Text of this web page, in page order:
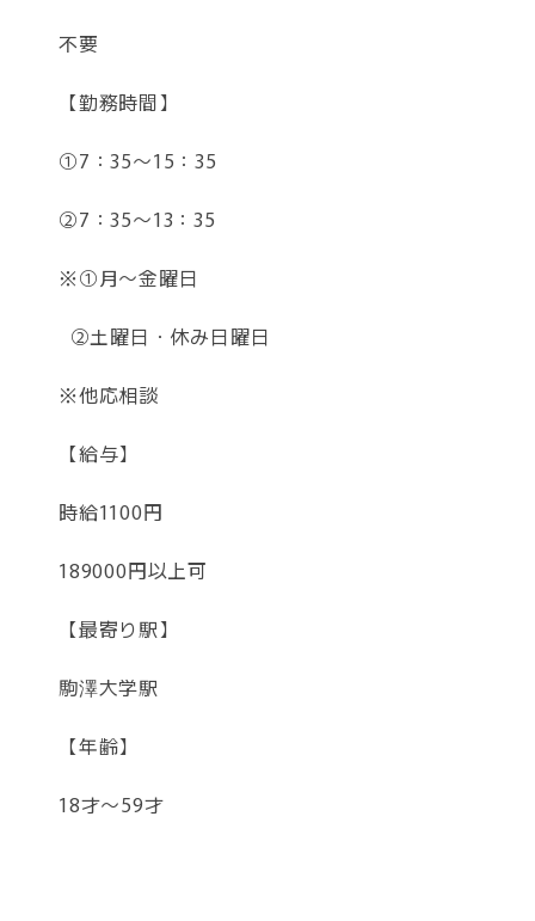
不要
【勤務時間】
①7：35～15：35
②7：35～13：35
※①月～金曜日
②土曜日・休み日曜日
※他応相談
【給与】
時給1100円
189000円以上可
【最寄り駅】
駒澤大学駅
【年齢】
18才～59才